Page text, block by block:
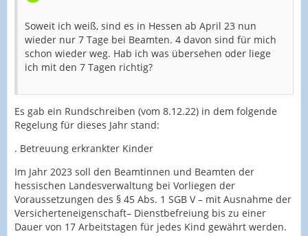
Soweit ich weiß, sind es in Hessen ab April 23 nun
wieder nur 7 Tage bei Beamten. 4 davon sind für mich
schon wieder weg. Hab ich was übersehen oder liege
ich mit den 7 Tagen richtig?
Es gab ein Rundschreiben (vom 8.12.22) in dem folgende
Regelung für dieses Jahr stand:
. Betreuung erkrankter Kinder
Im Jahr 2023 soll den Beamtinnen und Beamten der
hessischen Landesverwaltung bei Vorliegen der
Voraussetzungen des § 45 Abs. 1 SGB V – mit Ausnahme der
Versicherteneigenschaft– Dienstbefreiung bis zu einer
Dauer von 17 Arbeitstagen für jedes Kind gewährt werden.